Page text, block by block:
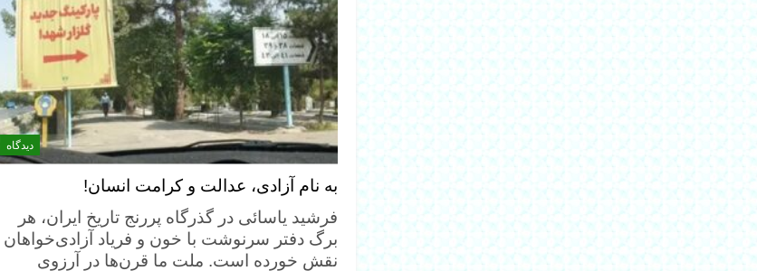
دیدگاه
به نام آزادی، عدالت و کرامت انسان!
فرشید یاسائی در گذرگاه پررنج تاریخ ایران، هر
برگ دفتر سرنوشت با خون و فریاد آزادی‌خواهان
نقش خورده است. ملت ما قرن‌ها در آرزوی